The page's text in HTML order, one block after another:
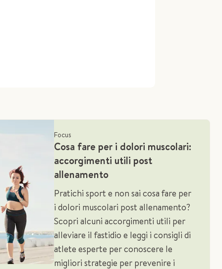
Focus
Cosa fare per i dolori muscolari:
accorgimenti utili post
allenamento
Pratichi sport e non sai cosa fare per
i dolori muscolari post allenamento?
Scopri alcuni accorgimenti utili per
alleviare il fastidio e leggi i consigli di
atlete esperte per conoscere le
migliori strategie per prevenire i